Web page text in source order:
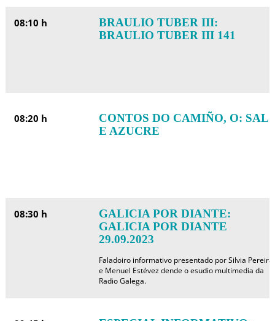
08:10 h
BRAULIO TUBER III:
BRAULIO TUBER III 141
08:20 h
CONTOS DO CAMIÑO, O: SAL
E AZUCRE
08:30 h
GALICIA POR DIANTE:
GALICIA POR DIANTE
29.09.2023
Faladoiro informativo presentado por Silvia Pereira
e Menuel Estévez dende o esudio multimedia da
Radio Galega.